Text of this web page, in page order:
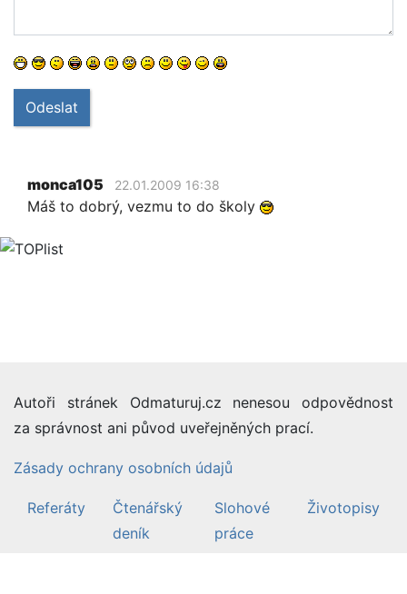
Odeslat
monca105 22.01.2009 16:38
Máš to dobrý, vezmu to do školy
Autoři stránek Odmaturuj.cz nenesou odpovědnost
za správnost ani původ uveřejněných prací.
Zásady ochrany osobních údajů
Referáty
Čtenářský
deník
Slohové
práce
Životopisy